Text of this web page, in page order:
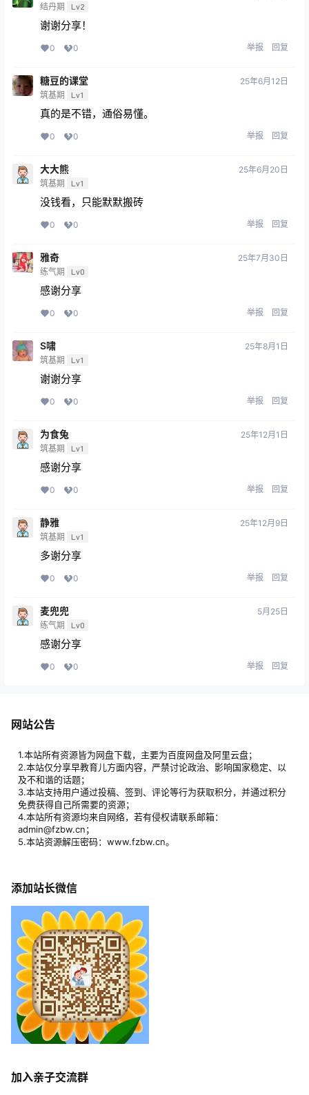
结丹期 Lv2
谢谢分享！
0 0 举报 回复
糖豆的课堂
筑基期 Lv1
25年6月12日
真的是不错，通俗易懂。
0 0 举报 回复
大大熊
筑基期 Lv1
25年6月20日
没钱看，只能默默搬砖
0 0 举报 回复
雅奇
练气期 Lv0
25年7月30日
感谢分享
0 0 举报 回复
S啸
筑基期 Lv1
25年8月1日
谢谢分享
0 0 举报 回复
为食兔
筑基期 Lv1
25年12月1日
感谢分享
0 0 举报 回复
静雅
筑基期 Lv1
25年12月9日
多谢分享
0 0 举报 回复
麦兜兜
练气期 Lv0
5月25日
感谢分享
0 0 举报 回复
网站公告
1.本站所有资源皆为网盘下载，主要为百度网盘及阿里云盘；
2.本站仅分享早教育儿方面内容，严禁讨论政治、影响国家稳定、以
及不和谐的话题；
3.本站支持用户通过投稿、签到、评论等行为获取积分，并通过积分
免费获得自己所需要的资源；
4.本站所有资源均来自网络，若有侵权请联系邮箱：
admin@fzbw.cn；
5.本站资源解压密码：www.fzbw.cn。
添加站长微信
加入亲子交流群